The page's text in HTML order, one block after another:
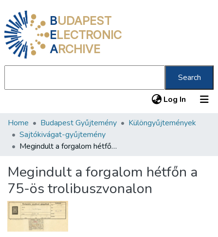
BUDAPEST
ELECTRONIC
ARCHIVE
Search
Log In (current)
Communities & Collections
All of DSpace
About us
Home Budapest Gyűjtemény
Különgyűjtemények
Sajtókivágat-gyűjtemény
Megindult a forgalom hétfőn a 75-ös trolibuszvonalon
Megindult a forgalom hétfőn a
75-ös trolibuszvonalon